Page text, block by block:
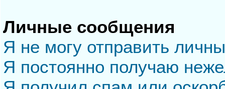
Личные сообщения
Я не могу отправить
Я постоянно получаю